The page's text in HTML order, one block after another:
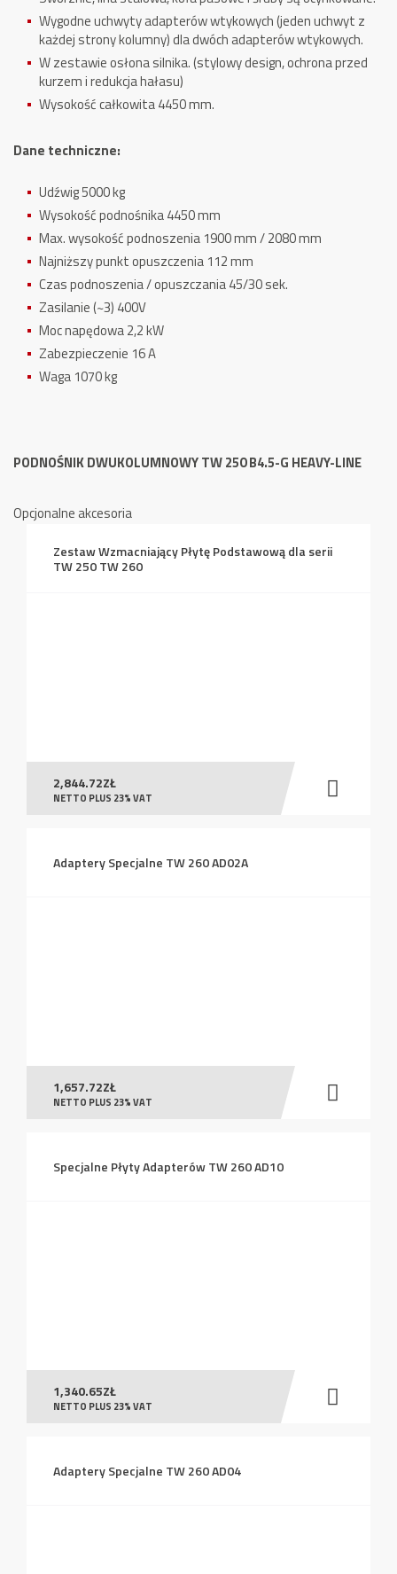
Wygodne uchwyty adapterów wtykowych (jeden uchwyt z
każdej strony kolumny) dla dwóch adapterów wtykowych.
W zestawie osłona silnika. (stylowy design, ochrona przed
kurzem i redukcja hałasu)
Wysokość całkowita 4450 mm.
Dane techniczne:
Udźwig 5000 kg
Wysokość podnośnika 4450 mm
Max. wysokość podnoszenia 1900 mm / 2080 mm
Najniższy punkt opuszczenia 112 mm
Czas podnoszenia / opuszczania 45/30 sek.
Zasilanie (~3) 400V
Moc napędowa 2,2 kW
Zabezpieczenie 16 A
Waga 1070 kg
PODNOŚNIK DWUKOLUMNOWY TW 250 B4.5-G HEAVY-LINE
Opcjonalne akcesoria
Zestaw Wzmacniający Płytę Podstawową dla serii
TW 250 TW 260
2,844.72ZŁ
NETTO PLUS 23% VAT
Adaptery Specjalne TW 260 AD02A
1,657.72ZŁ
NETTO PLUS 23% VAT
Specjalne Płyty Adapterów TW 260 AD10
1,340.65ZŁ
NETTO PLUS 23% VAT
Adaptery Specjalne TW 260 AD04